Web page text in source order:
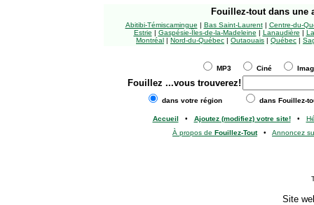
Fouillez-tout dans une
Abitibi-Témiscamingue | Bas Saint-Laurent| Centre-du-
Estrie | Gaspésie-Îles-de-la-Madeleine | Lanaudière |
Montréal | Nord-du-Québec | Outaouais | Québec |
MP3 Ciné
Fouillez ...vous trouverez!
dans votre région dans Fouillez-
Accueil • Ajoutez (modifiez) votre site!•
À propos de Fouillez-Tout• Annoncez
Site